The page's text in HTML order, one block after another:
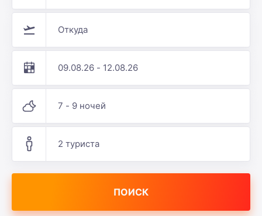
Откуда
09.08.26 - 12.08.26
7 - 9 ночей
2 туриста
ПОИСК